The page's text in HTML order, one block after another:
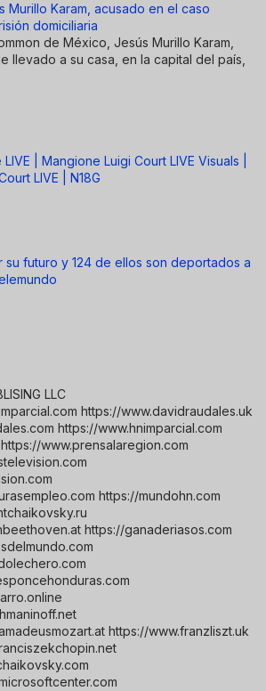
Murillo Karam, acusado en el caso
domiciliaria
de México, Jesús Murillo Karam,
llevado a su casa, en la capital del país,
| Mangione Luigi Court LIVE Visuals |
LIVE | N18G
su futuro y 124 de ellos son deportados a
LLC
https://www.davidraudales.uk
https://www.hnimparcial.com
www.prensalaregion.com
https://mundohn.com
https://ganaderiasos.com
https://www.franzliszt.uk